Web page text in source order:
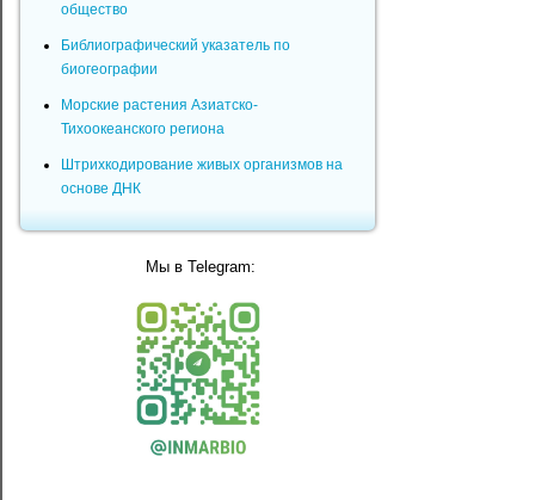
общество
Библиографический указатель по
биогеографии
Морские растения Азиатско-
Тихоокеанского региона
Штрихкодирование живых организмов на
основе ДНК
Мы в Telegram: